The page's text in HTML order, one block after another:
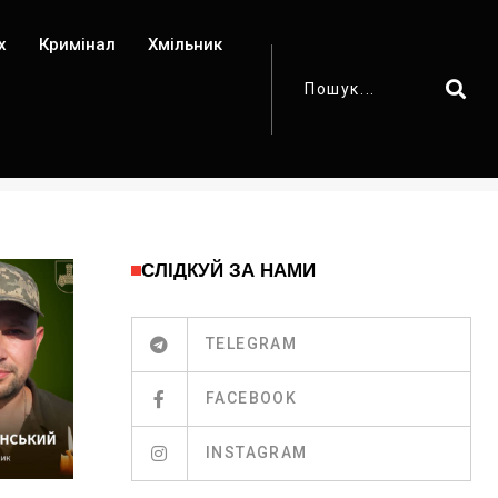
Кримінал Хмільник
СЛІДКУЙ ЗА НАМИ
TELEGRAM
FACEBOOK
INSTAGRAM